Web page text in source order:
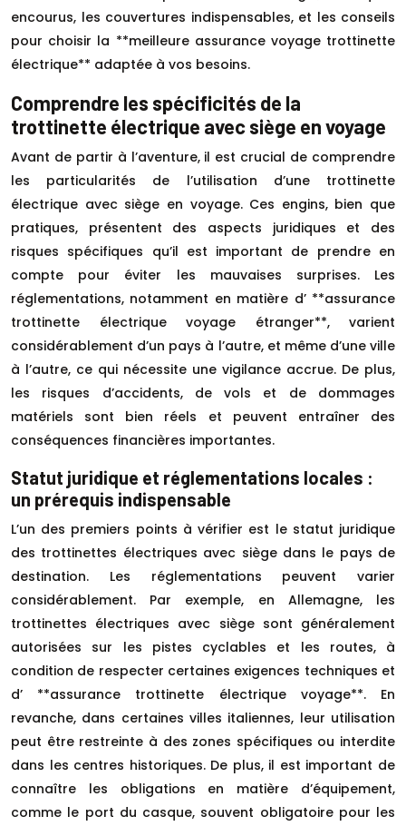
encourus, les couvertures indispensables, et les conseils
pour choisir la **meilleure assurance voyage trottinette
électrique** adaptée à vos besoins.
Comprendre les spécificités de la
trottinette électrique avec siège en voyage
Avant de partir à l’aventure, il est crucial de comprendre
les particularités de l’utilisation d’une trottinette
électrique avec siège en voyage. Ces engins, bien que
pratiques, présentent des aspects juridiques et des
risques spécifiques qu’il est important de prendre en
compte pour éviter les mauvaises surprises. Les
réglementations, notamment en matière d’ **assurance
trottinette électrique voyage étranger**, varient
considérablement d’un pays à l’autre, et même d’une ville
à l’autre, ce qui nécessite une vigilance accrue. De plus,
les risques d’accidents, de vols et de dommages
matériels sont bien réels et peuvent entraîner des
conséquences financières importantes.
Statut juridique et réglementations locales :
un prérequis indispensable
L’un des premiers points à vérifier est le statut juridique
des trottinettes électriques avec siège dans le pays de
destination. Les réglementations peuvent varier
considérablement. Par exemple, en Allemagne, les
trottinettes électriques avec siège sont généralement
autorisées sur les pistes cyclables et les routes, à
condition de respecter certaines exigences techniques et
d’ **assurance trottinette électrique voyage**. En
revanche, dans certaines villes italiennes, leur utilisation
peut être restreinte à des zones spécifiques ou interdite
dans les centres historiques. De plus, il est important de
connaître les obligations en matière d’équipement,
comme le port du casque, souvent obligatoire pour les